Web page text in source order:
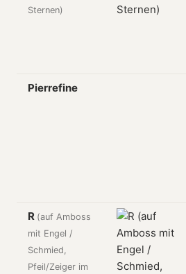
Sternen)
Pierrefine
R (auf Amboss
mit Engel /
Schmied,
Pfeil/Zeiger im